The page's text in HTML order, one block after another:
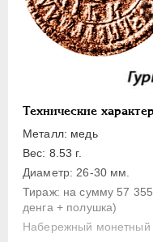
Технические
Металл: медь
Вес: 8.53 г.
Диаметр: 26-30 мм.
Тираж: на сумму 57
денга + полушка)
Набережный монетный
Для Речи Посполитой
Монетовидные
ЕКАТЕРИНА I 1725-
1727-1729
АННА ИОАННОВНА
ИОАНН АНТОНОВИЧ
ЕЛИЗАВЕТА
ПЕТР III 1762-1762
ЕКАТЕРИНА II 1762-
ПАВЕЛ I
1796-1801